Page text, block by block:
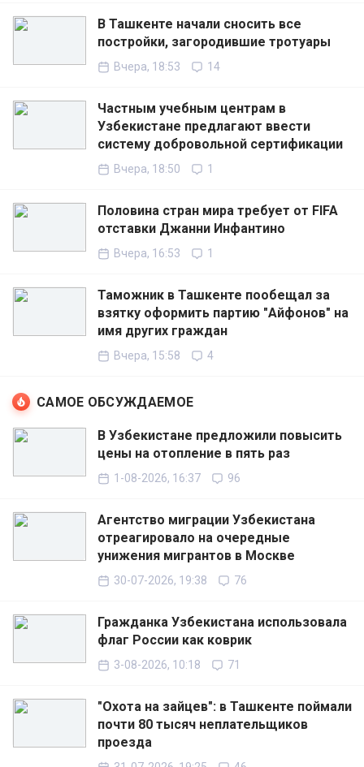
В Ташкенте начали сносить все
постройки, загородившие тротуары
Вчера, 18:53 14
Частным учебным центрам в
Узбекистане предлагают ввести
систему добровольной сертификации
Вчера, 18:50 1
Половина стран мира требует от FIFA
отставки Джанни Инфантино
Вчера, 16:53 1
Таможник в Ташкенте пообещал за
взятку оформить партию "Айфонов" на
имя других граждан
Вчера, 15:58 4
САМОЕ ОБСУЖДАЕМОЕ
В Узбекистане предложили повысить
цены на отопление в пять раз
1-08-2026, 16:37 96
Агентство миграции Узбекистана
отреагировало на очередные
унижения мигрантов в Москве
30-07-2026, 19:38 76
Гражданка Узбекистана использовала
флаг России как коврик
3-08-2026, 10:18 71
"Охота на зайцев": в Ташкенте поймали
почти 80 тысяч неплательщиков
проезда